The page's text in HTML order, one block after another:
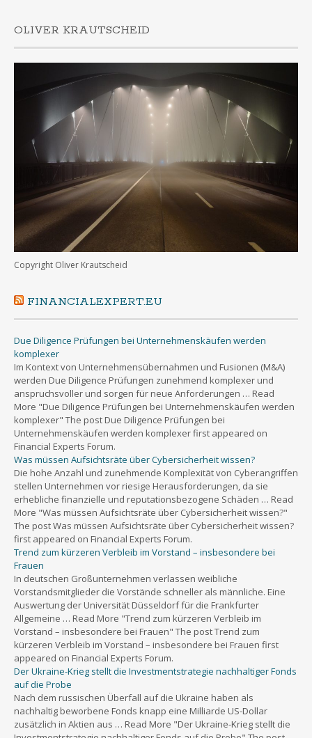
OLIVER KRAUTSCHEID
Copyright Oliver Krautscheid
FINANCIALEXPERT.EU
Due Diligence Prüfungen bei Unternehmenskäufen werden
komplexer
Im Kontext von Unternehmensübernahmen und Fusionen (M&A)
werden Due Diligence Prüfungen zunehmend komplexer und
anspruchsvoller und sorgen für neue Anforderungen … Read
More "Due Diligence Prüfungen bei Unternehmenskäufen werden
komplexer" The post Due Diligence Prüfungen bei
Unternehmenskäufen werden komplexer first appeared on
Financial Experts Forum.
Was müssen Aufsichtsräte über Cybersicherheit wissen?
Die hohe Anzahl und zunehmende Komplexität von Cyberangriffen
stellen Unternehmen vor riesige Herausforderungen, da sie
erhebliche finanzielle und reputationsbezogene Schäden … Read
More "Was müssen Aufsichtsräte über Cybersicherheit wissen?"
The post Was müssen Aufsichtsräte über Cybersicherheit wissen?
first appeared on Financial Experts Forum.
Trend zum kürzeren Verbleib im Vorstand – insbesondere bei
Frauen
In deutschen Großunternehmen verlassen weibliche
Vorstandsmitglieder die Vorstände schneller als männliche. Eine
Auswertung der Universität Düsseldorf für die Frankfurter
Allgemeine … Read More "Trend zum kürzeren Verbleib im
Vorstand – insbesondere bei Frauen" The post Trend zum
kürzeren Verbleib im Vorstand – insbesondere bei Frauen first
appeared on Financial Experts Forum.
Der Ukraine-Krieg stellt die Investmentstrategie nachhaltiger Fonds
auf die Probe
Nach dem russischen Überfall auf die Ukraine haben als
nachhaltig beworbene Fonds knapp eine Milliarde US-Dollar
zusätzlich in Aktien aus … Read More "Der Ukraine-Krieg stellt die